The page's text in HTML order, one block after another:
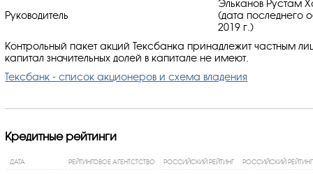
Руководитель
Эльканов Рустам
(дата последнего
2019 г.)
Контрольный пакет акций Тексбанка принадлежит частным
капитал значительных долей в капитале не имеют.
Тексбанк - список акционеров и схема владения
Кредитные рейтинги
ДАТА РЕЙТИНГОВОЕ АГЕНТСТСТВО РОССИЙСКИЙ РЕЙТИНГ РОССИЙСКИЙ